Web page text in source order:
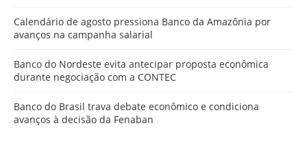
Calendário de agosto pressiona Banco da Amazônia por
avanços na campanha salarial
Banco do Nordeste evita antecipar proposta econômica
durante negociação com a CONTEC
Banco do Brasil trava debate econômico e condiciona
avanços à decisão da Fenaban